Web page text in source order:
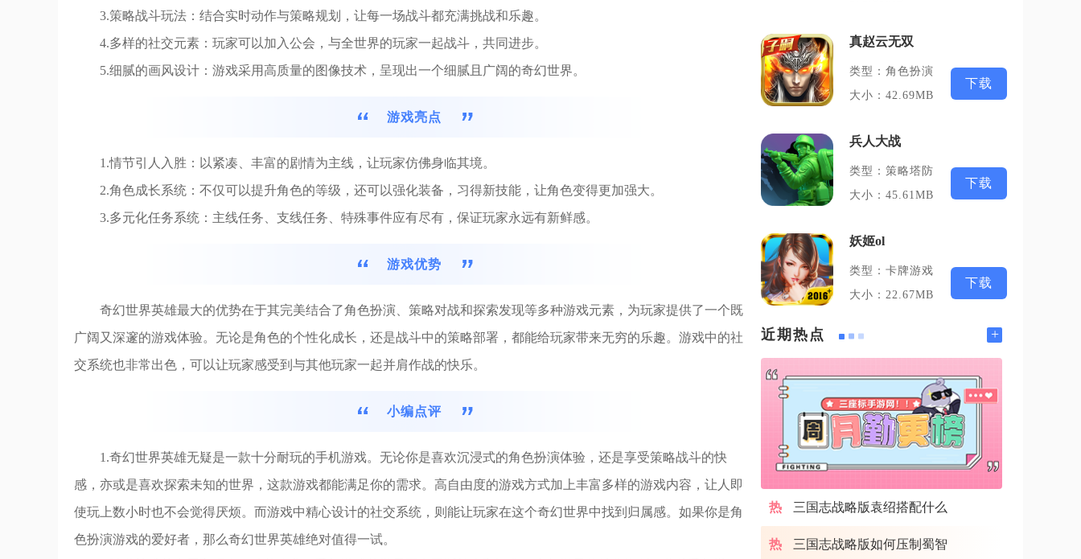
3.策略战斗玩法：结合实时动作与策略规划，让每一场战斗都充满挑战和乐趣。
4.多样的社交元素：玩家可以加入公会，与全世界的玩家一起战斗，共同进步。
5.细腻的画风设计：游戏采用高质量的图像技术，呈现出一个细腻且广阔的奇幻世界。
游戏亮点
1.情节引人入胜：以紧凑、丰富的剧情为主线，让玩家仿佛身临其境。
2.角色成长系统：不仅可以提升角色的等级，还可以强化装备，习得新技能，让角色变得更加强大。
3.多元化任务系统：主线任务、支线任务、特殊事件应有尽有，保证玩家永远有新鲜感。
游戏优势
奇幻世界英雄最大的优势在于其完美结合了角色扮演、策略对战和探索发现等多种游戏元素，为玩家提供了一个既
广阔又深邃的游戏体验。无论是角色的个性化成长，还是战斗中的策略部署，都能给玩家带来无穷的乐趣。游戏中的社
交系统也非常出色，可以让玩家感受到与其他玩家一起并肩作战的快乐。
小编点评
1.奇幻世界英雄无疑是一款十分耐玩的手机游戏。无论你是喜欢沉浸式的角色扮演体验，还是享受策略战斗的快
感，亦或是喜欢探索未知的世界，这款游戏都能满足你的需求。高自由度的游戏方式加上丰富多样的游戏内容，让人即
使玩上数小时也不会觉得厌烦。而游戏中精心设计的社交系统，则能让玩家在这个奇幻世界中找到归属感。如果你是角
色扮演游戏的爱好者，那么奇幻世界英雄绝对值得一试。
真赵云无双
类型：角色扮演
大小：42.69MB
下载
兵人大战
类型：策略塔防
大小：45.61MB
下载
妖姬ol
类型：卡牌游戏
大小：22.67MB
下载
近期热点 +
三国志战略版袁绍搭配什么
三国志战略版如何压制蜀智